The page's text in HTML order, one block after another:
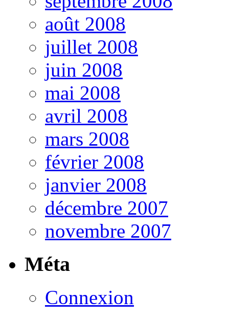
août 2008
juillet 2008
juin 2008
mai 2008
avril 2008
mars 2008
février 2008
janvier 2008
décembre 2007
novembre 2007
Méta
Connexion